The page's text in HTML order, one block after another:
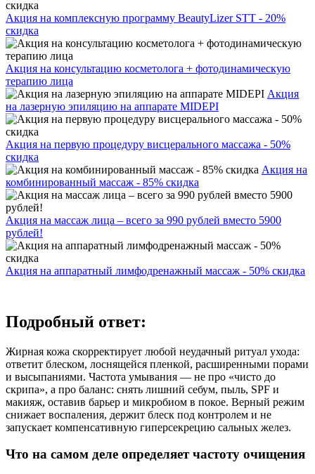
Акция на комплексную программу BeautyLizer STT - 20%
скидка
Акция на консультацию косметолога + фотодинамическую
терапию лица
Акция
на лазерную эпиляцию на аппарате MIDEPI
Акция на первую процедуру висцерального массажа - 50%
скидка
Акция на
комбинированный массаж - 85% скидка
Акция на массаж лица – всего за 990 рублей вместо 5900
рублей!
Акция на аппаратный лимфодренажный массаж - 50% скидка
Подробный ответ:
Жирная кожа скорректирует любой неудачный ритуал ухода:
ответит блеском, лоснящейся пленкой, расширенными порами
и высыпаниями. Частота умывания — не про «чисто до
скрипа», а про баланс: снять лишний себум, пыль, SPF и
макияж, оставив барьер и микробиом в покое. Верный режим
снижает воспаления, держит блеск под контролем и не
запускает компенсативную гиперсекрецию сальных желез.
Что на самом деле определяет частоту очищения